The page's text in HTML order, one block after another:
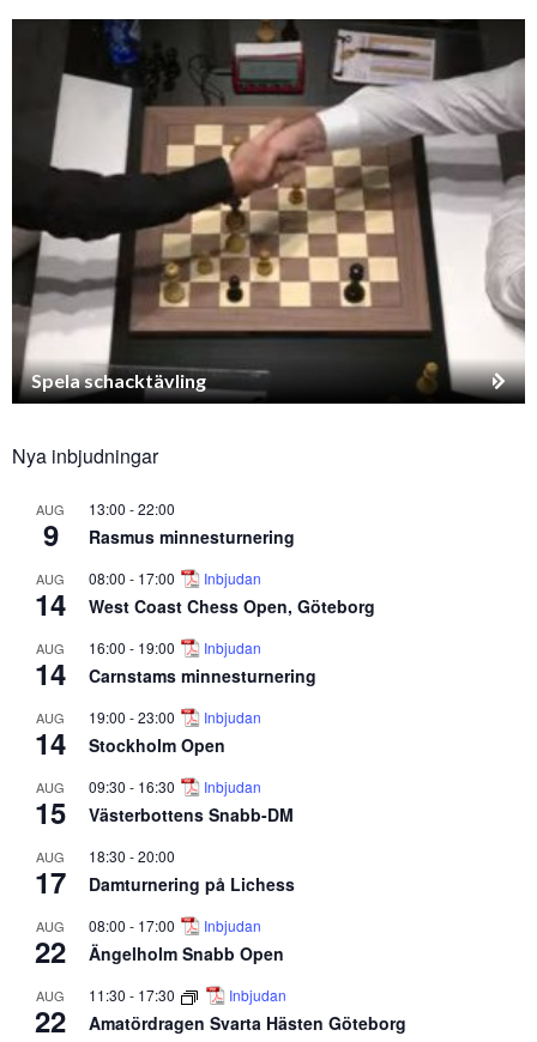
Spela schacktävling
Nya inbjudningar
AUG
9
13:00 -22:00
Rasmus minnesturnering
AUG
14
08:00 - 17:00 Inbjudan
West Coast Chess Open, Göteborg
AUG
14
16:00 - 19:00 Inbjudan
Carnstams minnesturnering
AUG
14
19:00 -23:00 Inbjudan
Stockholm Open
AUG
15
09:30 - 16:30 Inbjudan
Västerbottens Snabb-DM
AUG
17
18:30 -20:00
Damturnering på Lichess
AUG
22
08:00 - 17:00 Inbjudan
Ängelholm Snabb Open
AUG
22
11:30 - 17:30 Inbjudan
Amatördragen Svarta Hästen Göteborg